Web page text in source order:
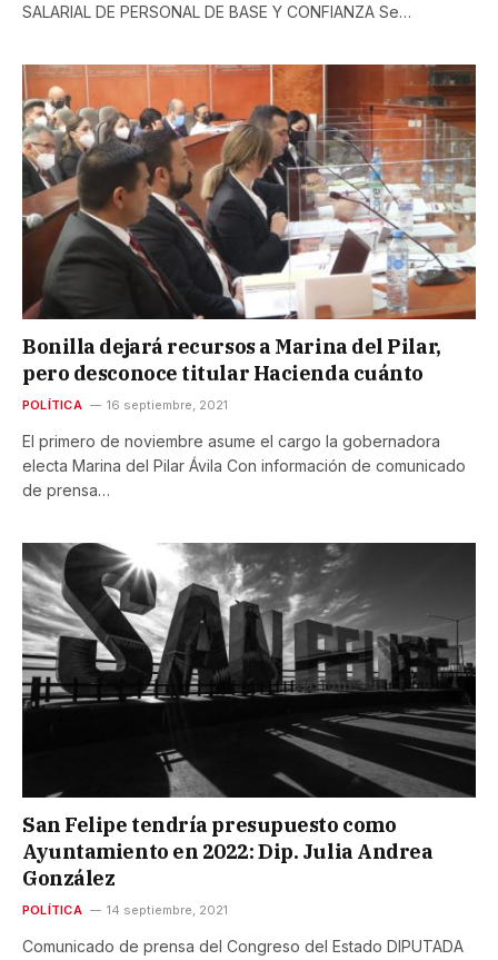
SALARIAL DE PERSONAL DE BASE Y CONFIANZA Se…
Bonilla dejará recursos a Marina del Pilar,
pero desconoce titular Hacienda cuánto
POLÍTICA 16 septiembre, 2021
El primero de noviembre asume el cargo la gobernadora
electa Marina del Pilar Ávila Con información de comunicado
de prensa…
San Felipe tendría presupuesto como
Ayuntamiento en 2022: Dip. Julia Andrea
González
POLÍTICA 14 septiembre, 2021
Comunicado de prensa del Congreso del Estado DIPUTADA